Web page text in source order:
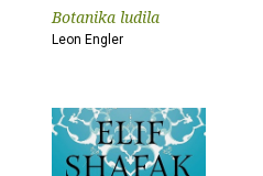
Botanika ludila
Leon Engler